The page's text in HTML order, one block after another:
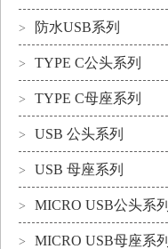
> 防水USB系列
> TYPE C公头系列
> TYPE C母座系列
> USB 公头系列
> USB 母座系列
> MICRO USB公头系列
> MICRO USB母座系列